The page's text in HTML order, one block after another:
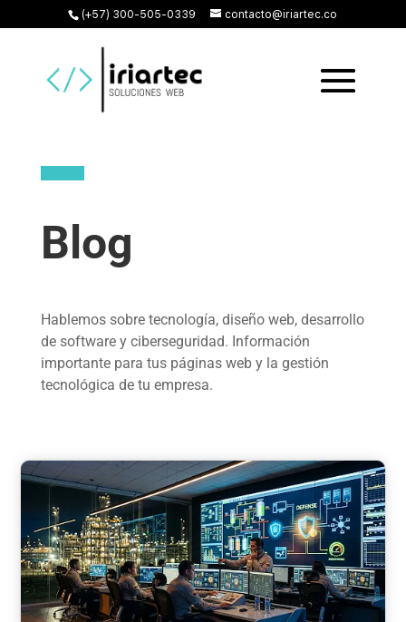
(+57) 300-505-0339 contacto@iriartec.co
Blog
Hablemos sobre tecnología, diseño web, desarrollo
de software y ciberseguridad. Información
importante para tus páginas web y la gestión
tecnológica de tu empresa.